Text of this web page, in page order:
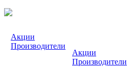
Акции
Производители
Акции
Производители